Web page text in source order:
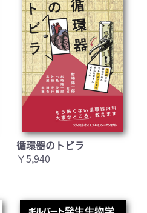
循環器のトビラ
￥5,940